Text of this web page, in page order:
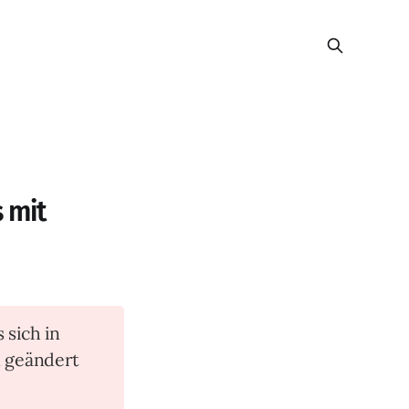
mit
sich in
geändert